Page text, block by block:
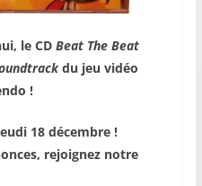
le CDBeat The Beat
du jeu vidéo
!
18 décembre !
rejoignez notre